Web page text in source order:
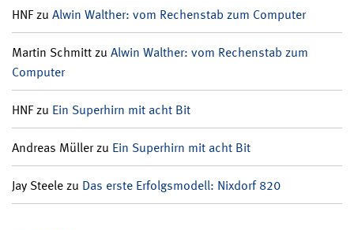
HNFzu Alwin Walther: vom Rechenstab zum Computer
Martin Schmittzu Alwin Walther: vom Rechenstab zum
Computer
HNFzu Ein Superhirn mit acht Bit
Andreas Müllerzu Ein Superhirn mit acht Bit
Jay Steelezu Das erste Erfolgsmodell: Nixdorf 820